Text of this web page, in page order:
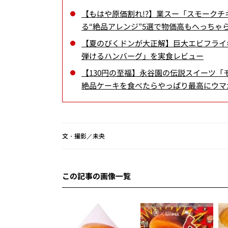
【もはや原価割れ!?】業スー「スモーク
る“絶品アレンジ”5選で物価高もへっちゃ
【夏のびくドンが大正解】巨大エビフラ
弾けるハンバーグ」を実食レビュー
【130円の至福】永谷園の伝説スイーツ
絶品ケーキを食べたらやっぱり最高にウ
文・撮影／未央
この記事の画像一覧